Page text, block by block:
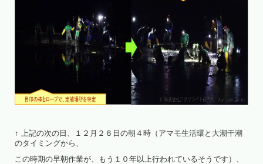
↑ 上記の次の日、１２月２６日の朝４時（アマモ生活環と大潮干潮
のタイミングから、
この時期の早朝作業が、もう１０年以上行われているそうです）、